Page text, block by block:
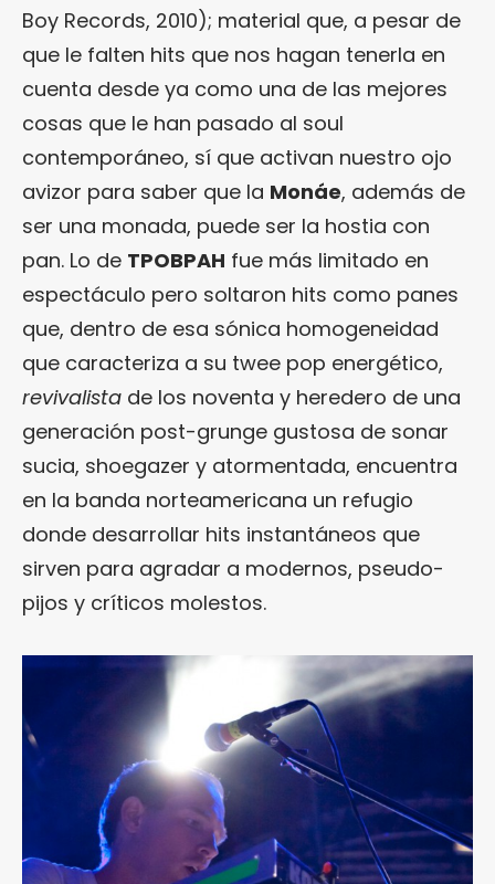
Boy Records, 2010); material que, a pesar de
que le falten hits que nos hagan tenerla en
cuenta desde ya como una de las mejores
cosas que le han pasado al soul
contemporáneo, sí que activan nuestro ojo
avizor para saber que la Monáe, además de
ser una monada, puede ser la hostia con
pan. Lo de TPOBPAH fue más limitado en
espectáculo pero soltaron hits como panes
que, dentro de esa sónica homogeneidad
que caracteriza a su twee pop energético,
revivalista de los noventa y heredero de una
generación post-grunge gustosa de sonar
sucia, shoegazer y atormentada, encuentra
en la banda norteamericana un refugio
donde desarrollar hits instantáneos que
sirven para agradar a modernos, pseudo-
pijos y críticos molestos.